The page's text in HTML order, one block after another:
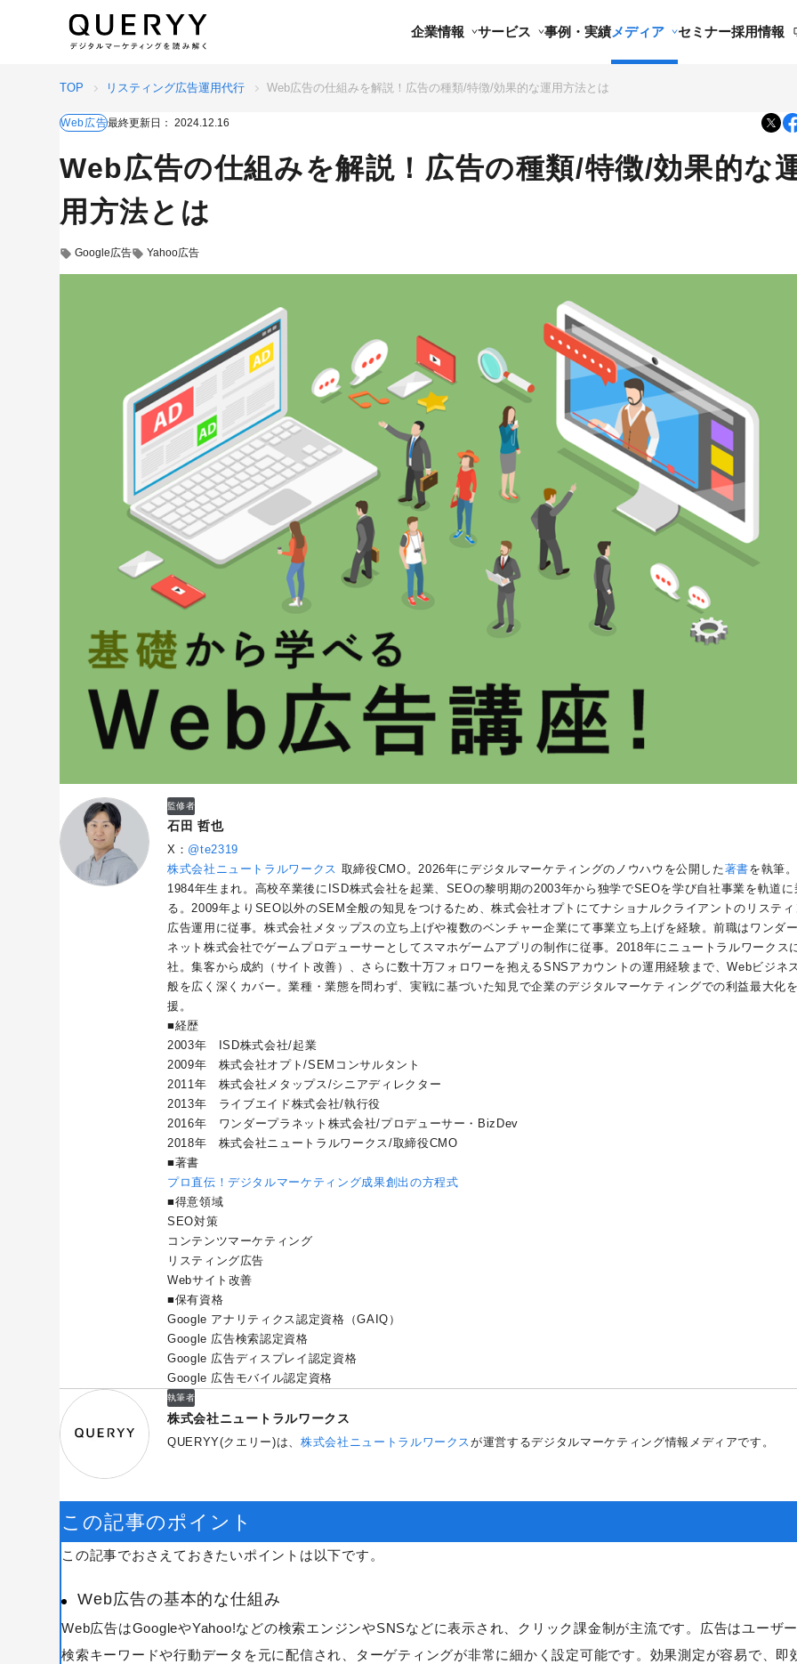
企業情報 サービス 事例・実績メディア セミナー採用情報
TOP リスティング広告運用代行 Web広告の仕組みを解説！広告の種類/特徴/効果的な運用方法とは
Web広告最終更新日： 2024.12.16
Web広告の仕組みを解説！広告の種類/特徴/効果的な
用方法とは
Google広告 Yahoo広告
監修者
石田 哲也
X： @te2319
株式会社ニュートラルワークス 取締役CMO。2026年にデジタルマーケティングのノウハウを公開した著書を執筆。
1984年生まれ。高校卒業後にISD株式会社を起業、SEOの黎明期の2003年から独学でSEOを学び自社事業を軌道に
る。2009年よりSEO以外のSEM全般の知見をつけるため、株式会社オプトにてナショナルクライアントのリスティ
広告運用に従事。株式会社メタップスの立ち上げや複数のベンチャー企業にて事業立ち上げを経験。前職はワンダ
ネット株式会社でゲームプロデューサーとしてスマホゲームアプリの制作に従事。2018年にニュートラルワークス
社。集客から成約（サイト改善）、さらに数十万フォロワーを抱えるSNSアカウントの運用経験まで、Webビジネ
般を広く深くカバー。業種・業態を問わず、実戦に基づいた知見で企業のデジタルマーケティングでの利益最大化
援。
■経歴
2003年 ISD株式会社/起業
2009年 株式会社オプト/SEMコンサルタント
2011年 株式会社メタップス/シニアディレクター
2013年 ライブエイド株式会社/執行役
2016年 ワンダープラネット株式会社/プロデューサー・BizDev
2018年 株式会社ニュートラルワークス/取締役CMO
■著書
プロ直伝！デジタルマーケティング成果創出の方程式
■得意領域
SEO対策
コンテンツマーケティング
リスティング広告
Webサイト改善
■保有資格
Google アナリティクス認定資格（GAIQ）
Google 広告検索認定資格
Google 広告ディスプレイ認定資格
Google 広告モバイル認定資格
執筆者
株式会社ニュートラルワークス
QUERYY(クエリー)は、株式会社ニュートラルワークスが運営するデジタルマーケティング情報メディアです。
この記事のポイント
この記事でおさえておきたいポイントは以下です。
Web広告の基本的な仕組み
Web広告はGoogleやYahoo!などの検索エンジンやSNSなどに表示され、クリック課金制が主流です。広告はユーザ
検索キーワードや行動データを元に配信され、ターゲティングが非常に細かく設定可能です。効果測定が容易で、即